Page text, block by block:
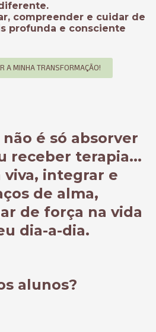
compreender e cuidar de
profunda e consciente
A MINHA TRANSFORMAÇÃO!
é só absorver
receber terapia...
integrar e
de alma,
de força na vida
dia-a-dia.
alunos?